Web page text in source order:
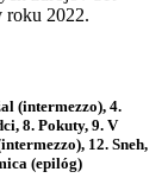
roku 2022.
(intermezzo), 4.
8. Pokuty, 9. V
12. Sneh,
(epilóg)